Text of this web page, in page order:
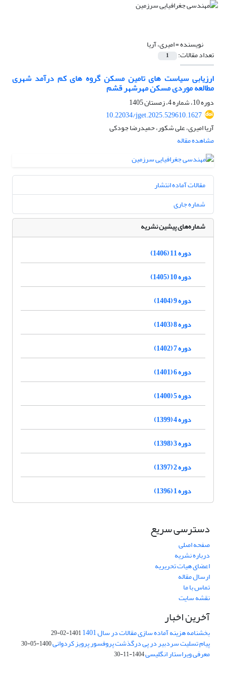
نویسنده =امیری، آریا
تعداد مقالات: 1
ارزیابی سیاست های تامین مسکن گروه های کم درآمد شهری
مطالعه موردی مسکن مهرشهر قشم
دوره 10، شماره 4، زمستان 1405
10.22034/jget.2025.529610.1627
آریا امیری، علی شکور، حمیدرضا جودکی
مشاهده مقاله
مقالات آماده انتشار
شماره جاری
شماره‌های پیشین نشریه
دوره 11 (1406)
دوره 10 (1405)
دوره 9 (1404)
دوره 8 (1403)
دوره 7 (1402)
دوره 6 (1401)
دوره 5 (1400)
دوره 4 (1399)
دوره 3 (1398)
دوره 2 (1397)
دوره 1 (1396)
دسترسی سریع
صفحه اصلی
درباره نشریه
اعضای هیات تحریریه
ارسال مقاله
تماس با ما
نقشه سایت
آخرین اخبار
بخشنامه هزینه آماده سازی مقالات در سال 1401 1401-02-29
پیام تسلیت سردبیر در پی درگذشت پروفسور پرویز کردوانی1400-05-30
معرفی ویراستار انگلیسی1404-11-30